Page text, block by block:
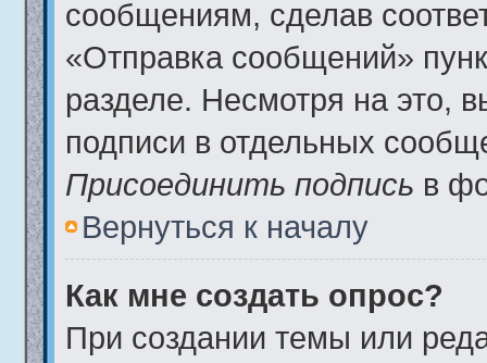
сообщениям, сделав
«Отправка сообщений»
разделе. Несмотря на это,
подписи в отдельных
Присоединить подпись в
Вернуться к началу
Как мне создать опрос?
При создании темы или